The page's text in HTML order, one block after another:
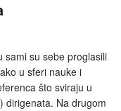
sami su sebe proglasili
u sferi nauke i
što sviraju u
dirigenata. Na drugom